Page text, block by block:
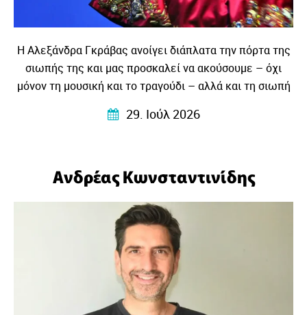
Η Αλεξάνδρα Γκράβας ανοίγει διάπλατα την πόρτα της
σιωπής της και μας προσκαλεί να ακούσουμε – όχι
μόνον τη μουσική και το τραγούδι – αλλά και τη σιωπή
29. Ιούλ 2026
Ανδρέας Κωνσταντινίδης